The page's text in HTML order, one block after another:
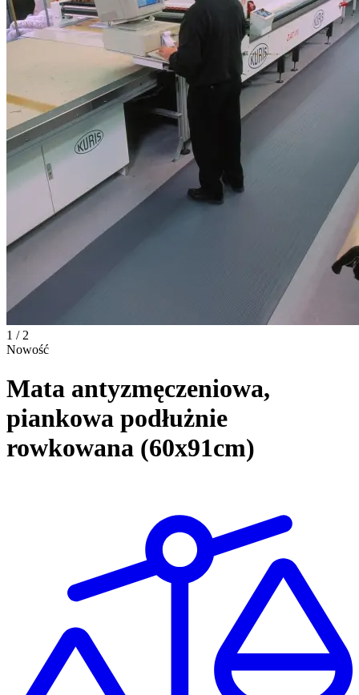
1 / 2
Nowość
Mata antyzmęczeniowa,
piankowa podłużnie
rowkowana (60x91cm)